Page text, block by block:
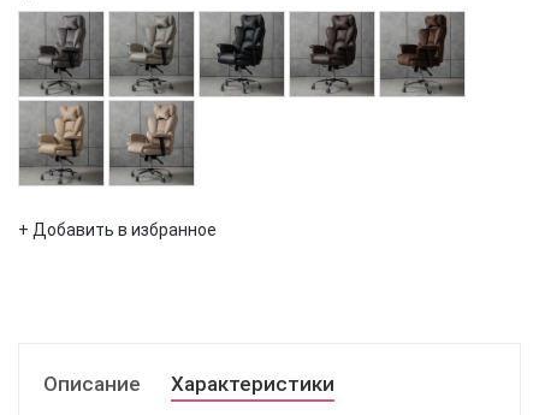
+ Добавить в избранное
Описание Характеристики